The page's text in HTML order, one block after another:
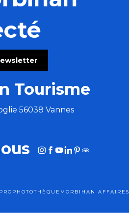
d'histoire
Tourisme
56038 Vannes
PHOTOTHÈQUE MORBIHAN AFFAIRES